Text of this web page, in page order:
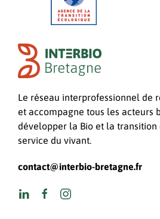
Le réseau interprofessionnel de
et accompagne tous les acteurs
développer la Bio et la transition
service du vivant.
contact@interbio-bretagne.fr